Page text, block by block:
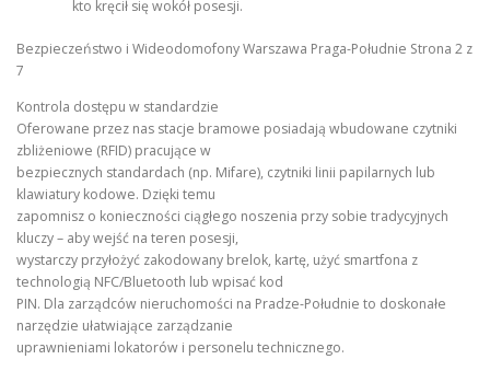
kto kręcił się wokół posesji.
Bezpieczeństwo i Wideodomofony Warszawa Praga-Południe Strona 2 z
7
Kontrola dostępu w standardzie
Oferowane przez nas stacje bramowe posiadają wbudowane czytniki
zbliżeniowe (RFID) pracujące w
bezpiecznych standardach (np. Mifare), czytniki linii papilarnych lub
klawiatury kodowe. Dzięki temu
zapomnisz o konieczności ciągłego noszenia przy sobie tradycyjnych
kluczy – aby wejść na teren posesji,
wystarczy przyłożyć zakodowany brelok, kartę, użyć smartfona z
technologią NFC/Bluetooth lub wpisać kod
PIN. Dla zarządców nieruchomości na Pradze-Południe to doskonałe
narzędzie ułatwiające zarządzanie
uprawnieniami lokatorów i personelu technicznego.